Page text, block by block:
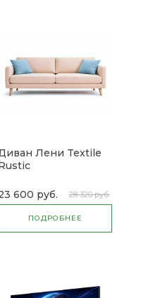
Лени Textile
600 руб. 28 320 руб.
ПОДРОБНЕЕ